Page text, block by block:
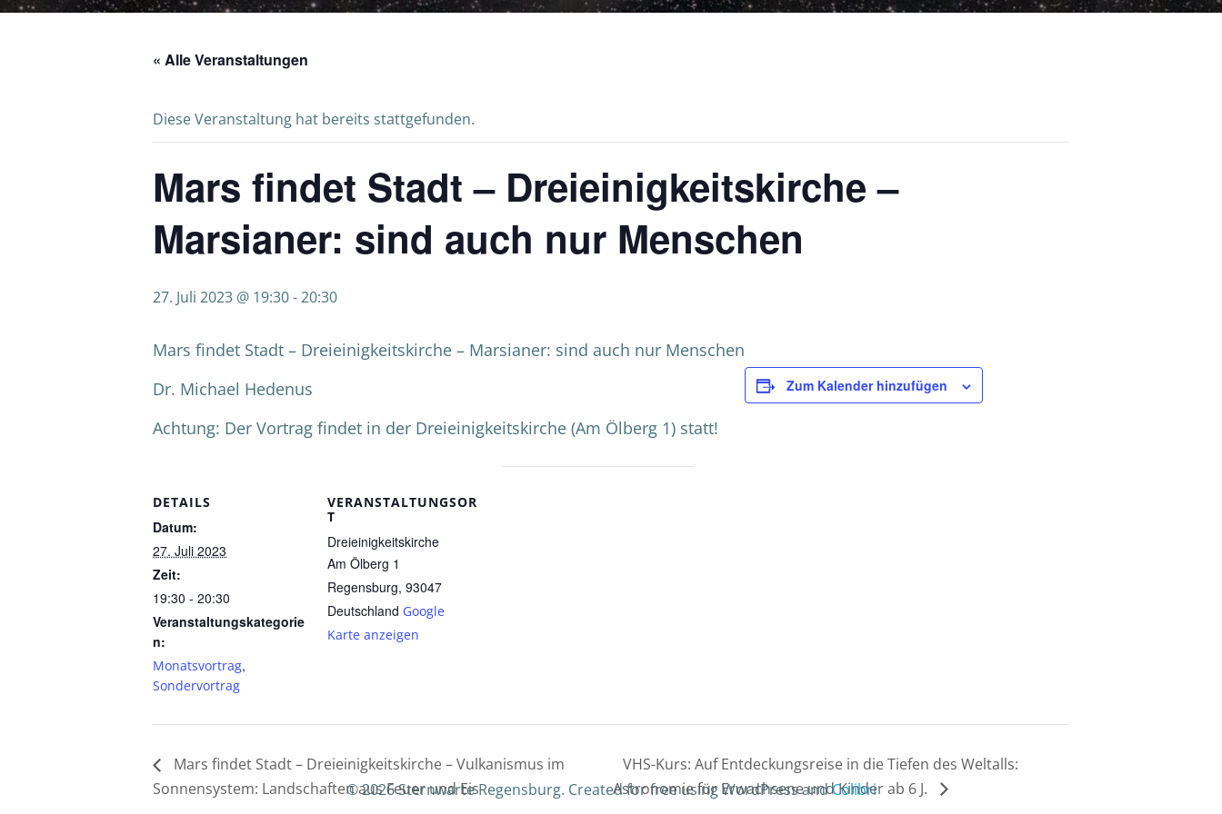
« Alle Veranstaltungen
Diese Veranstaltung hat bereits stattgefunden.
Mars findet Stadt – Dreieinigkeitskirche –
Marsianer: sind auch nur Menschen
27. Juli 2023 @ 19:30-20:30
Mars findet Stadt – Dreieinigkeitskirche – Marsianer: sind auch nur Menschen
Dr. Michael Hedenus
Achtung: Der Vortrag findet in der Dreieinigkeitskirche (Am Ölberg 1) statt!
Zum Kalender hinzufügen
DETAILS
Datum:
27. Juli 2023
Zeit:
19:30 - 20:30
Veranstaltungskategorie
n:
Monatsvortrag,
Sondervortrag
VERANSTALTUNGSOR
T
Dreieinigkeitskirche
Am Ölberg 1
Regensburg, 93047
Deutschland Google
Karte anzeigen
Mars findet Stadt – Dreieinigkeitskirche – Vulkanismus im
Sonnensystem: Landschaften aus Feuer und Eis
VHS-Kurs: Auf Entdeckungsreise in die Tiefen des Weltalls:
Astronomie für Erwachsene und Kinder ab 6 J.
© 2026 Sternwarte Regensburg. Created for free using WordPress andColibri